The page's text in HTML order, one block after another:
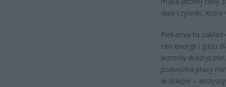
dwa czynniki,
Piekarnia to
cen energii i gazu
wzrosły
podwyżka płacy
w sklepie –